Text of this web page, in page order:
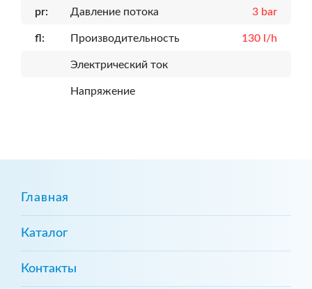
pr: Давление потока 3 bar
fl: Производительность 130 l/h
Электрический ток
Напряжение
Главная
Каталог
Контакты